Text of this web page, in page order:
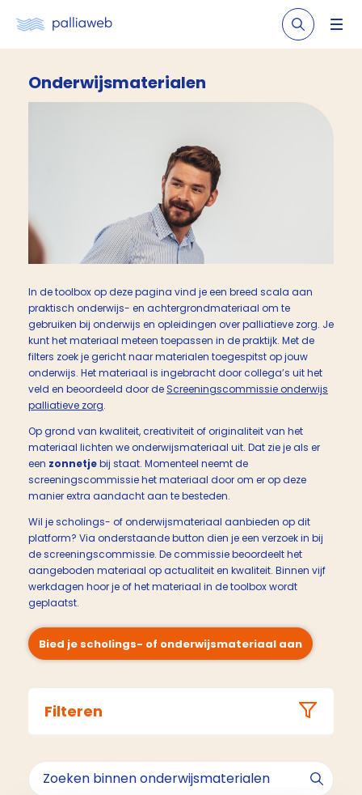
Onderwijsmaterialen
In de toolbox op deze pagina vind je een breed scala aan
praktisch onderwijs- en achtergrondmateriaal om te
gebruiken bij onderwijs en opleidingen over palliatieve zorg. Je
kunt het materiaal meteen toepassen in de praktijk. Met de
filters zoek je gericht naar materialen toegespitst op jouw
onderwijs. Het materiaal is ingebracht door collega’s uit het
veld en beoordeeld door deScreeningscommissie onderwijs
palliatieve zorg.
Op grond van kwaliteit, creativiteit of originaliteit van het
materiaal lichten we onderwijsmateriaal uit. Dat zie je als er
een zonnetjebij staat. Momenteel neemt de
screeningscommissie het materiaal door om er op deze
manier extra aandacht aan te besteden.
Wil je scholings- of onderwijsmateriaal aanbieden op dit
platform? Via onderstaande button dien je een verzoek in bij
de screeningscommissie. De commissie beoordeelt het
aangeboden materiaal op actualiteit en kwaliteit. Binnen vijf
werkdagen hoor je of het materiaal in de toolbox wordt
geplaatst.
Bied je scholings- of onderwijsmateriaal aan
Filteren